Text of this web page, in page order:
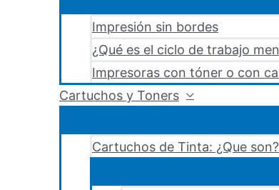
Impresión sin bordes
¿Qué es el ciclo de trabajo
Impresoras con tóner o con
Cartuchos y Toners
Cartuchos de Tinta: ¿Que